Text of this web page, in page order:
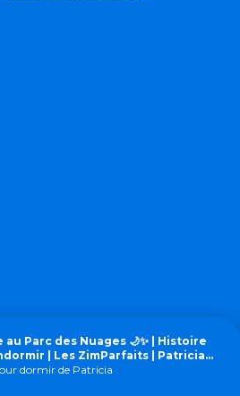
Parc des Nuages 🌙✨ | Histoire
| Les ZimParfaits | Patricia
dormir de Patricia